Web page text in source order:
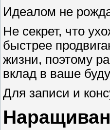
Идеалом не
Не секрет, что
быстрее
жизни, поэтому
вклад в ваше
Для записи и